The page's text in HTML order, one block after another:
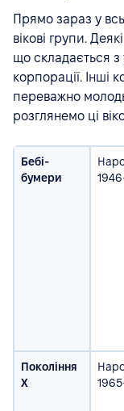
Прямо зараз у
вікові групи.
що складається з
корпорації. Інші
переважно
розглянемо ці
Бебі-
бумери
Покоління
X